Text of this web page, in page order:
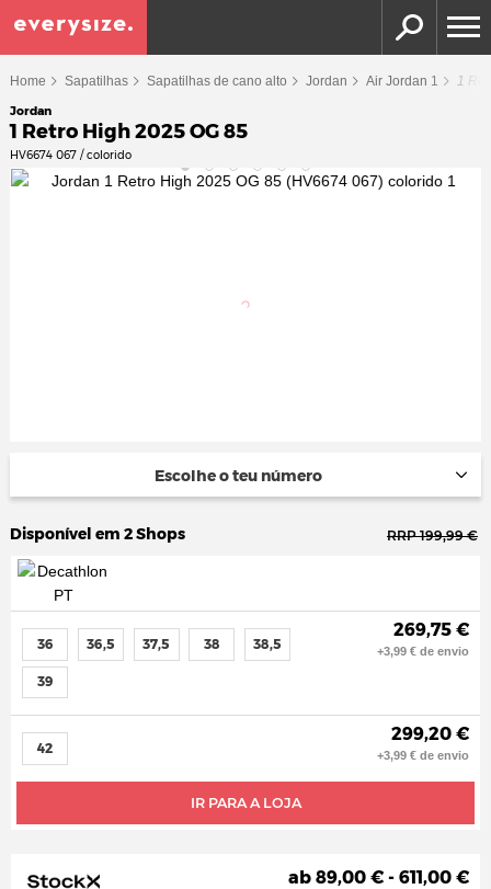
Home Sapatilhas Sapatilhas de cano alto Jordan Air Jordan 1 1
Jordan
1 Retro High 2025 OG 85
HV6674 067 / colorido
Escolhe o teu número
Disponível em 2 Shops RRP 199,99 €
IR PARA A LOJA
36 36,5 37,5 38 38,5
39
269,75 €
+3,99 € de envio
42
299,20 €
+3,99 € de envio
ab 89,00 € - 611,00 €